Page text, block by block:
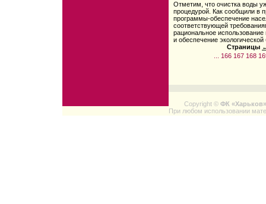
Отметим, что очистка воды
процедурой. Как сообщили в
программы-обеспечение
соответствующей
рациональное
и обеспечение экологической
Страницы
166 167 168
Copyright © ФК «Харьков»
При любом использовании